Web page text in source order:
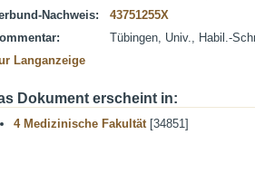
Nachweis:
43751255X
Tübingen, Univ., Habil.-
Langanzeige
Dokument erscheint in:
4 Medizinische Fakultät[34851]